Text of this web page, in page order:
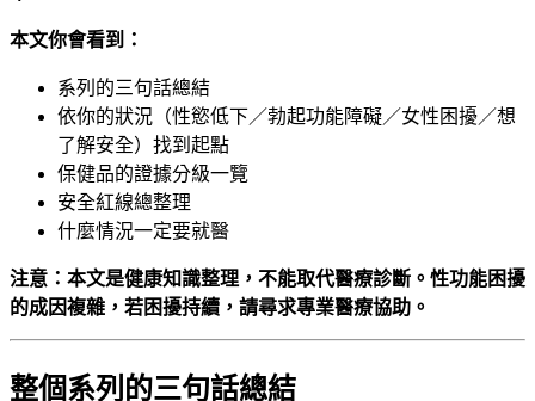
本文你會看到：
系列的三句話總結
依你的狀況（性慾低下／勃起功能障礙／女性困擾／想
了解安全）找到起點
保健品的證據分級一覽
安全紅線總整理
什麼情況一定要就醫
注意：本文是健康知識整理，不能取代醫療診斷。性功能困擾
的成因複雜，若困擾持續，請尋求專業醫療協助。
整個系列的三句話總結